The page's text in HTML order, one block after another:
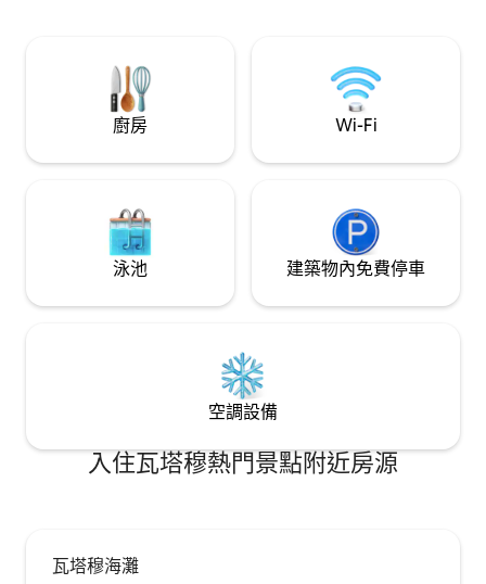
程3分鐘 ⛳ 沃塔穆高爾夫和板網球俱樂部
廚房 Wi-Fi
泳池 建築物內免費停車
空調設備
入住瓦塔穆熱門景點附近房源
瓦塔穆海灘